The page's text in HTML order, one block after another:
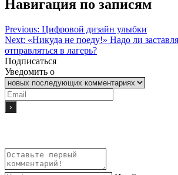
Навигация по записям
Previous: Цифровой дизайн улыбки
Next: «Никуда не поеду!» Надо ли
отправляться в лагерь?
Подписаться
Уведомить о